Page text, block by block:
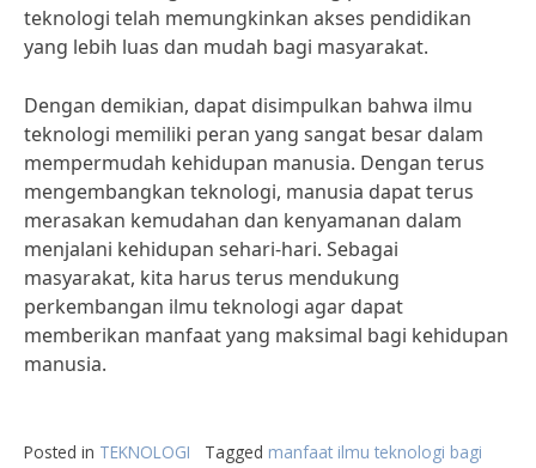
teknologi telah memungkinkan akses pendidikan
yang lebih luas dan mudah bagi masyarakat.
Dengan demikian, dapat disimpulkan bahwa ilmu
teknologi memiliki peran yang sangat besar dalam
mempermudah kehidupan manusia. Dengan terus
mengembangkan teknologi, manusia dapat terus
merasakan kemudahan dan kenyamanan dalam
menjalani kehidupan sehari-hari. Sebagai
masyarakat, kita harus terus mendukung
perkembangan ilmu teknologi agar dapat
memberikan manfaat yang maksimal bagi kehidupan
manusia.
Posted in TEKNOLOGI Tagged manfaat ilmu teknologi bagi